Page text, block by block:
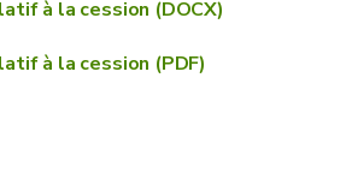
à la cession (DOCX)
à la cession (PDF)